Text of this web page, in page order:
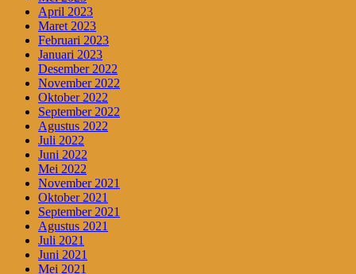
April 2023
Maret 2023
Februari 2023
Januari 2023
Desember 2022
November 2022
Oktober 2022
September 2022
Agustus 2022
Juli 2022
Juni 2022
Mei 2022
November 2021
Oktober 2021
September 2021
Agustus 2021
Juli 2021
Juni 2021
Mei 2021